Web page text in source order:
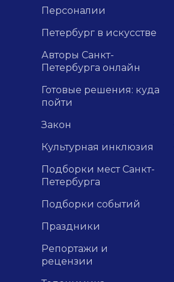
Персоналии
Петербург в искусстве
Авторы Санкт-
Петербурга онлайн
Готовые решения: куда
пойти
Закон
Культурная инклюзия
Подборки мест Санкт-
Петербурга
Подборки событий
Праздники
Репортажи и
рецензии